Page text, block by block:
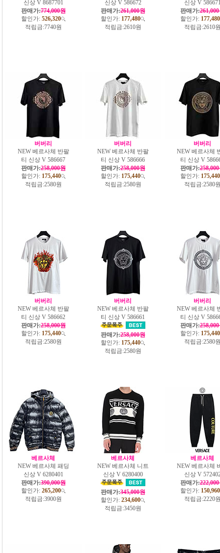
신상 V 8687701
판매가:774,000원
할인가: 526,320
적립금:7740원
신상 V 586672
판매가:261,000원
할인가: 177,480
적립금:2610원
신상 V
판매가:
할인가: 177,480
적립금:2610
버버리
NEW 베르사체 반팔
티 신상 V 586667
판매가:258,000원
할인가: 175,440
적립금:2580원
버버리
NEW 베르사체 반팔
티 신상 V 586666
판매가:258,000원
할인가: 175,440
적립금:2580원
버버리
NEW 베르사체
티 신상 V
판매가:
할인가: 175,440
적립금:2580
버버리
NEW 베르사체 반팔
티 신상 V 586662
판매가:258,000원
할인가: 175,440
적립금:2580원
버버리
NEW 베르사체 반팔
티 신상 V 586661
판매가:258,000원
할인가: 175,440
적립금:2580원
버버리
NEW 베르사체
티 신상 V
판매가:
할인가: 175,440
적립금:2580
베르사체
NEW 베르사체 패딩
신상 V 6280401
판매가:390,000원
할인가: 265,200
적립금:3900원
베르사체
NEW 베르사체 니트
신상 V 6280400
판매가:345,000원
할인가: 234,600
적립금:3450원
베르사체
NEW 베르사체
신상 V
판매가:
할인가: 150,960
적립금:2220